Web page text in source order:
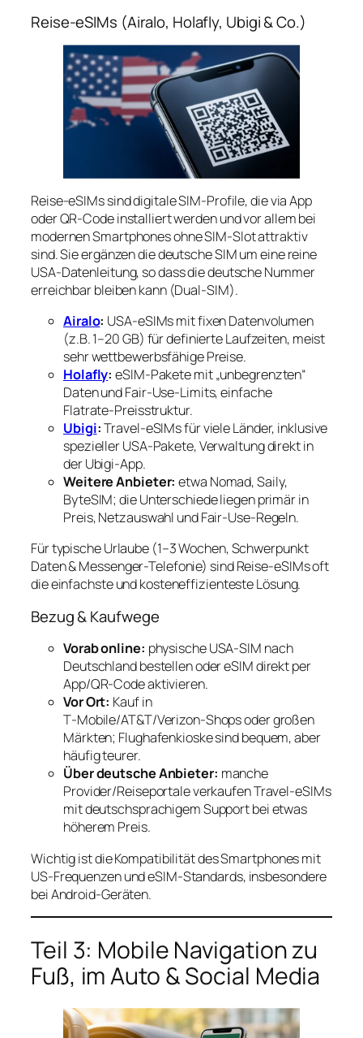
Reise‑eSIMs (Airalo, Holafly, Ubigi & Co.)
Reise‑eSIMs sind digitale SIM-Profile, die via App
oder QR‑Code installiert werden und vor allem bei
modernen Smartphones ohne SIM‑Slot attraktiv
sind. Sie ergänzen die deutsche SIM um eine reine
USA‑Datenleitung, so dass die deutsche Nummer
erreichbar bleiben kann (Dual‑SIM).
Airalo: USA‑eSIMs mit fixen Datenvolumen
(z.B. 1–20 GB) für definierte Laufzeiten, meist
sehr wettbewerbsfähige Preise.
Holafly: eSIM‑Pakete mit „unbegrenzten“
Daten und Fair‑Use‑Limits, einfache
Flatrate‑Preisstruktur.
Ubigi:Travel‑eSIMs für viele Länder, inklusive
spezieller USA‑Pakete, Verwaltung direkt in
der Ubigi‑App.
Weitere Anbieter: etwa Nomad, Saily,
ByteSIM; die Unterschiede liegen primär in
Preis, Netzauswahl und Fair‑Use‑Regeln.
Für typische Urlaube (1–3 Wochen, Schwerpunkt
Daten & Messenger-Telefonie) sind Reise‑eSIMs oft
die einfachste und kosteneffizienteste Lösung.
Bezug & Kaufwege
Vorab online: physische USA‑SIM nach
Deutschland bestellen oder eSIM direkt per
App/QR‑Code aktivieren.
Vor Ort: Kauf in
T‑Mobile/AT&T/Verizon‑Shops oder großen
Märkten; Flughafenkioske sind bequem, aber
häufig teurer.
Über deutsche Anbieter: manche
Provider/Reiseportale verkaufen Travel‑eSIMs
mit deutschsprachigem Support bei etwas
höherem Preis.
Wichtig ist die Kompatibilität des Smartphones mit
US‑Frequenzen und eSIM‑Standards, insbesondere
bei Android‑Geräten.
Teil 3: Mobile Navigation zu
Fuß, im Auto & Social Media